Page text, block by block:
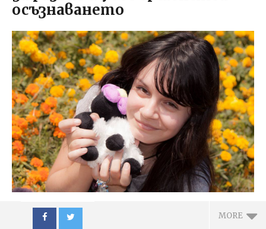
осъзнаването
MORE